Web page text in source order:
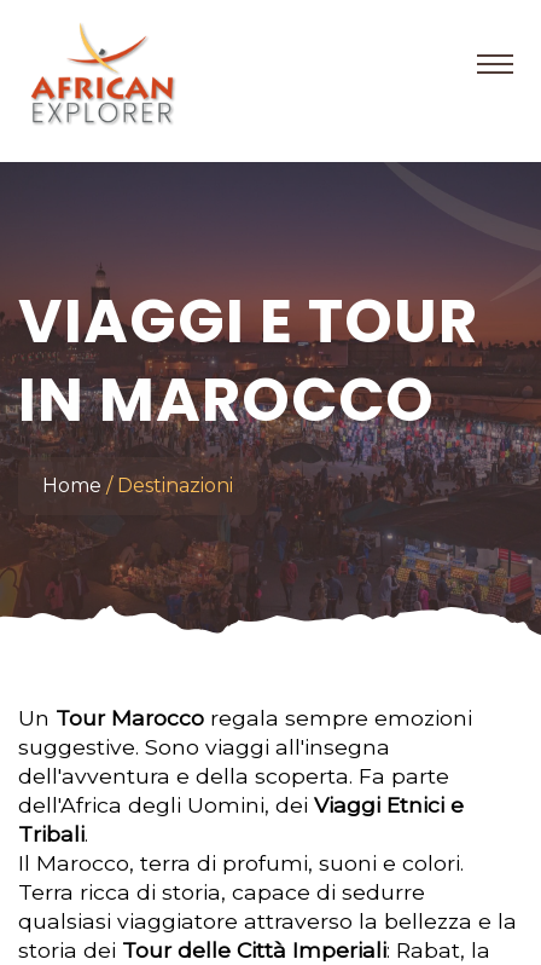
VIAGGI E TOUR
IN MAROCCO
Home Destinazioni
Un Tour Marocco regala sempre emozioni
suggestive. Sono viaggi all'insegna
dell'avventura e della scoperta. Fa parte
dell'Africa degli Uomini, dei Viaggi Etnici e
Tribali.
Il Marocco, terra di profumi, suoni e colori.
Terra ricca di storia, capace di sedurre
qualsiasi viaggiatore attraverso la bellezza e la
storia dei Tour delle Città Imperiali: Rabat, la